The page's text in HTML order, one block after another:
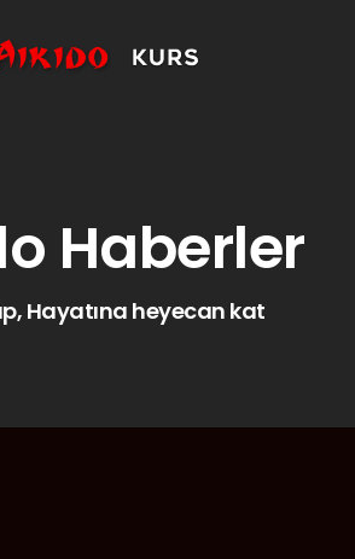
Haberler
Hayatına heyecan kat